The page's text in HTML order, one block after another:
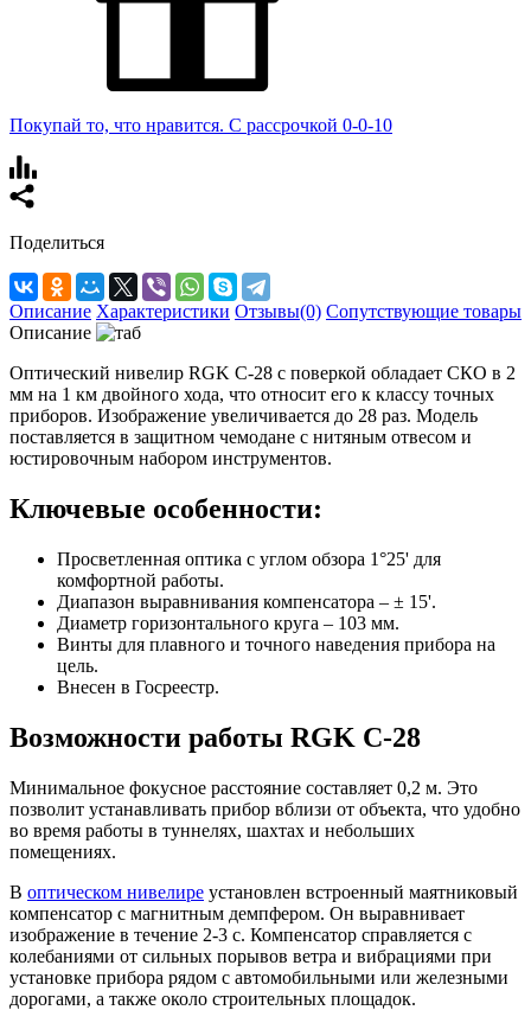
Покупай то, что нравится. С рассрочкой 0-0-10
Поделиться
Описание Характеристики Отзывы(0) Сопутствующие товары
Описание
Оптический нивелир RGK C-28 с поверкой обладает СКО в 2
мм на 1 км двойного хода, что относит его к классу точных
приборов. Изображение увеличивается до 28 раз. Модель
поставляется в защитном чемодане с нитяным отвесом и
юстировочным набором инструментов.
Ключевые особенности:
Просветленная оптика с углом обзора 1°25' для
комфортной работы.
Диапазон выравнивания компенсатора – ± 15'.
Диаметр горизонтального круга – 103 мм.
Винты для плавного и точного наведения прибора на
цель.
Внесен в Госреестр.
Возможности работы RGK C-28
Минимальное фокусное расстояние составляет 0,2 м. Это
позволит устанавливать прибор вблизи от объекта, что удобно
во время работы в туннелях, шахтах и небольших
помещениях.
В оптическом нивелире установлен встроенный маятниковый
компенсатор с магнитным демпфером. Он выравнивает
изображение в течение 2-3 с. Компенсатор справляется с
колебаниями от сильных порывов ветра и вибрациями при
установке прибора рядом с автомобильными или железными
дорогами, а также около строительных площадок.